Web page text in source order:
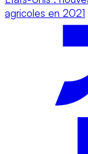
agricoles en 2021